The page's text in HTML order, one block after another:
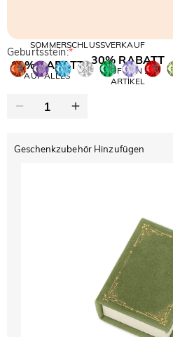
SOMMERSCHLUSSVERKAUF
10% RABATT
AUF ALLES
30% RABATT
AUF DEN 2.
ARTIKEL
Geburtsstein:*
Geschenkzubehör Hinzufügen